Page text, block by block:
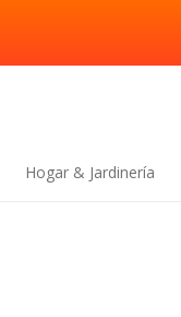
Hogar & Jardinería